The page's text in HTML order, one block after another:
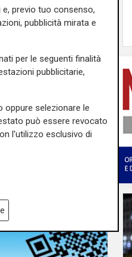
06/08/2026
di F.S.
previo tuo consenso,
pubblicità mirata e
per le seguenti finalità
pubblicitarie,
selezionare le
può essere revocato
l'utilizzo esclusivo di